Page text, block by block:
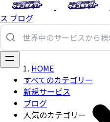
ス ブログ
すべてのカテゴリー
新規サービス
ブログ
人気のカテゴリー
HOME